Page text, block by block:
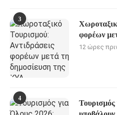
3
φορέων
12 ώρες
4